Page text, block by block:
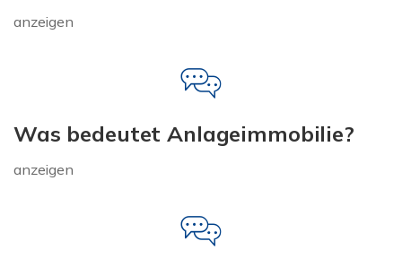
anzeigen
Was bedeutet Anlageimmobilie?
anzeigen